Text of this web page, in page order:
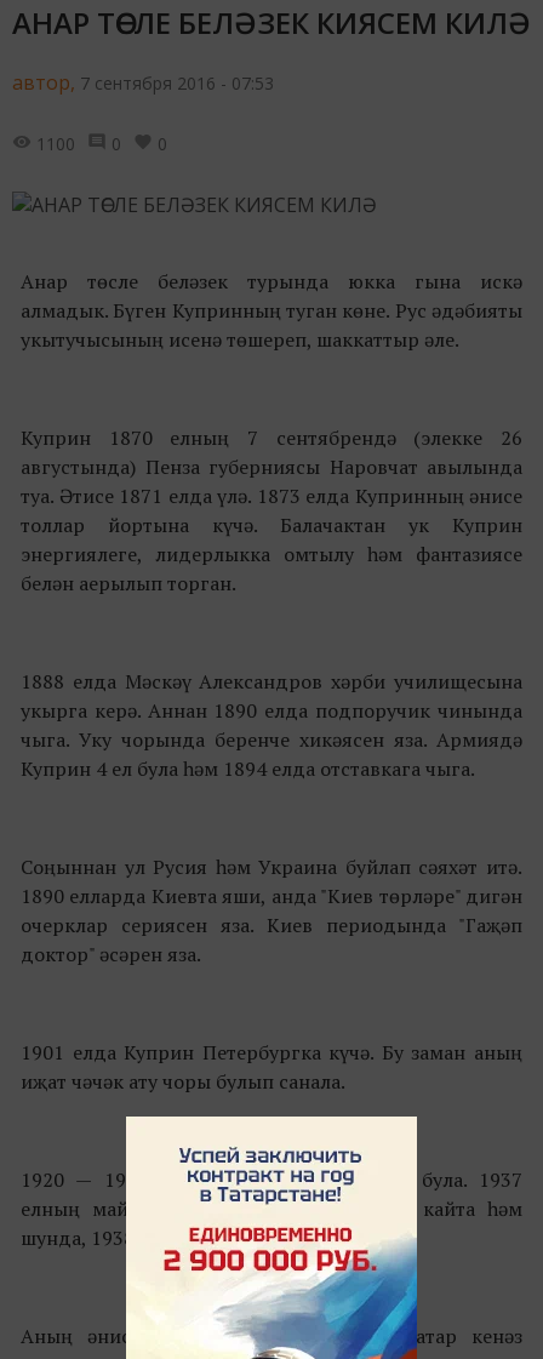
АНАР ТӨСЛЕ БЕЛӘЗЕК КИЯСЕМ КИЛӘ
автор, 7 сентября 2016 - 07:53
1100 0 0
Анар төсле беләзек турында юкка гына искә
алмадык. Бүген Купринның туган көне. Рус әдәбияты
укытучысының исенә төшереп, шаккаттыр әле.
Куприн 1870 елның 7 сентябрендә (элекке 26
августында) Пенза губерниясы Наровчат авылында
туа. Әтисе 1871 елда үлә. 1873 елда Купринның әнисе
толлар йортына күчә. Балачактан ук Куприн
энергиялеге, лидерлыкка омтылу һәм фантазиясе
белән аерылып торган.
1888 елда Мәскәү Александров хәрби училищесына
укырга керә. Аннан 1890 елда подпоручик чинында
чыга. Уку чорында беренче хикәясен яза. Армиядә
Куприн 4 ел була һәм 1894 елда отставкага чыга.
Соңыннан ул Русия һәм Украина буйлап сәяхәт итә.
1890 елларда Киевта яши, анда "Киев төрләре" дигән
очерклар сериясен яза. Киев периодында "Гаҗәп
доктор" әсәрен яза.
1901 елда Куприн Петербургка күчә. Бу заман аның
иҗат чәчәк ату чоры булып санала.
1920 — 1937 елларда ул эмиграциядә була. 1937
елның май аенда Куприн Ленинградка кайта һәм
шунда, 1938 елның 25 августында үлә.
Аның әнисе Куланчакова - борынгы татар кенәз